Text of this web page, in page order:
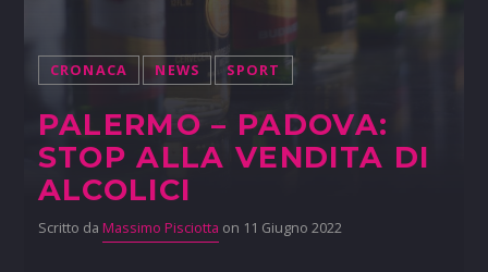
CRONACA NEWS SPORT
PALERMO – PADOVA:
STOP ALLA VENDITA DI
ALCOLICI
Scritto da Massimo Pisciotta on 11 Giugno 2022